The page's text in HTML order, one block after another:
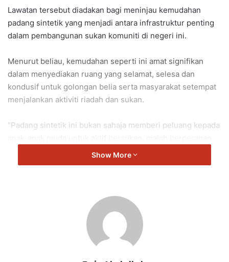
Lawatan tersebut diadakan bagi meninjau kemudahan
padang sintetik yang menjadi antara infrastruktur penting
dalam pembangunan sukan komuniti di negeri ini.
Menurut beliau, kemudahan seperti ini amat signifikan
dalam menyediakan ruang yang selamat, selesa dan
kondusif untuk golongan belia serta masyarakat setempat
menjalankan aktiviti riadah dan sukan.
“Padang sintetik ini bukan sahaja memberi peluang kepada
sebagai pusat penyatuan komuniti tanpa mengira usia dan
latar belakang,” ujar beliau.
dapat dimanfaatkan sepenuhnya oleh masyarakat setempat
serta dijaga dengan baik bagi memastikan kelangsungan
penggunaannya dalam jangka masa panjang.
Show More